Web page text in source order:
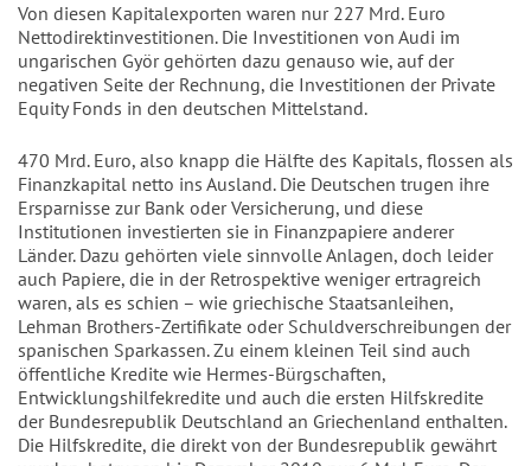
Von diesen Kapitalexporten waren nur 227 Mrd. Euro
Nettodirektinvestitionen. Die Investitionen von Audi im
ungarischen Györ gehörten dazu genauso wie, auf der
negativen Seite der Rechnung, die Investitionen der Private
Equity Fonds in den deutschen Mittelstand.
470 Mrd. Euro, also knapp die Hälfte des Kapitals, flossen als
Finanzkapital netto ins Ausland. Die Deutschen trugen ihre
Ersparnisse zur Bank oder Versicherung, und diese
Institutionen investierten sie in Finanzpapiere anderer
Länder. Dazu gehörten viele sinnvolle Anlagen, doch leider
auch Papiere, die in der Retrospektive weniger ertragreich
waren, als es schien – wie griechische Staatsanleihen,
Lehman Brothers-Zertifikate oder Schuldverschreibungen der
spanischen Sparkassen. Zu einem kleinen Teil sind auch
öffentliche Kredite wie Hermes-Bürgschaften,
Entwicklungshilfekredite und auch die ersten Hilfskredite
der Bundesrepublik Deutschland an Griechenland enthalten.
Die Hilfskredite, die direkt von der Bundesrepublik gewährt